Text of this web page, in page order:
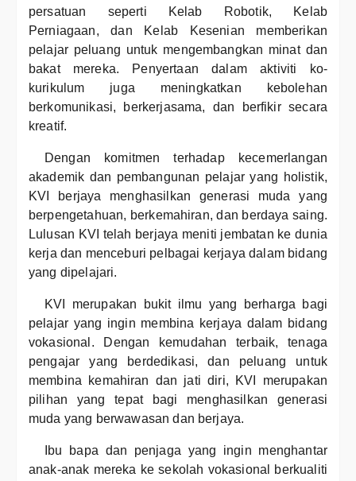
persatuan seperti Kelab Robotik, Kelab
Perniagaan, dan Kelab Kesenian memberikan
pelajar peluang untuk mengembangkan minat dan
bakat mereka. Penyertaan dalam aktiviti ko-
kurikulum juga meningkatkan kebolehan
berkomunikasi, berkerjasama, dan berfikir secara
kreatif.
Dengan komitmen terhadap kecemerlangan
akademik dan pembangunan pelajar yang holistik,
KVI berjaya menghasilkan generasi muda yang
berpengetahuan, berkemahiran, dan berdaya saing.
Lulusan KVI telah berjaya meniti jembatan ke dunia
kerja dan menceburi pelbagai kerjaya dalam bidang
yang dipelajari.
KVI merupakan bukit ilmu yang berharga bagi
pelajar yang ingin membina kerjaya dalam bidang
vokasional. Dengan kemudahan terbaik, tenaga
pengajar yang berdedikasi, dan peluang untuk
membina kemahiran dan jati diri, KVI merupakan
pilihan yang tepat bagi menghasilkan generasi
muda yang berwawasan dan berjaya.
Ibu bapa dan penjaga yang ingin menghantar
anak-anak mereka ke sekolah vokasional berkualiti